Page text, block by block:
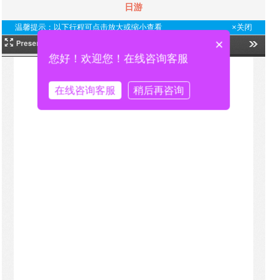
日游
温馨提示：以下行程可点击放大或缩小查看 ×关闭
×
您好！欢迎您！在线咨询客服
在线咨询客服 稍后再咨询